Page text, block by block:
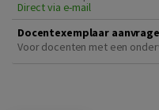
Direct via e-mail
Docentexemplaar
Voor docenten met een